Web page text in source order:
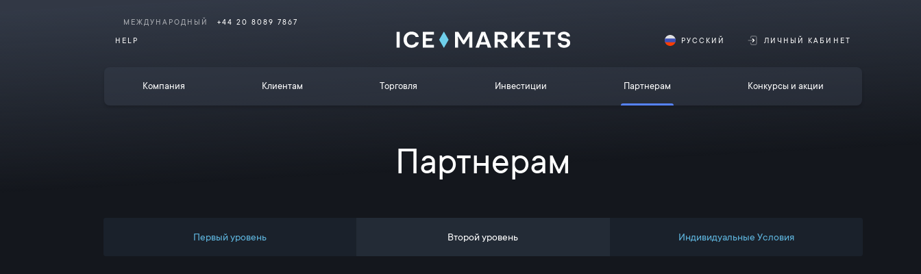
МЕЖДУНАРОДНЫЙ +44 20 8089 7867
HELP РУССКИЙ ЛИЧНЫЙ КАБИНЕТ
Компания Клиентам Торговля Инвестиции Партнерам Конкурсы и акции
Партнерам
Первый уровень Второй уровень Индивидуальные Условия